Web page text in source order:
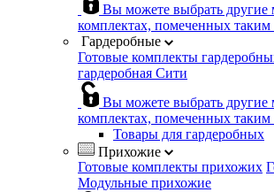
Вы можете выбрать другие
комплектах, помеченных таким
Гардеробные
Готовые комплекты
гардеробная Сити
Вы можете выбрать другие
комплектах, помеченных таким
Товары для гардеробных
Прихожие
Готовые комплекты прихожих
Модульные прихожие